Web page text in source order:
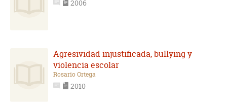
2006
Agresividad injustificada, bullying y
violencia escolar
Rosario Ortega
2010